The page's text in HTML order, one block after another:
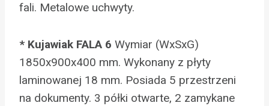
fali. Metalowe uchwyty.
* Kujawiak FALA 6 Wymiar (WxSxG)
1850x900x400 mm. Wykonany z płyty
laminowanej 18 mm. Posiada 5 przestrzeni
na dokumenty. 3 półki otwarte, 2 zamykane